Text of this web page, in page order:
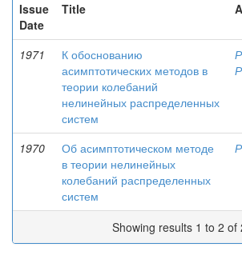
Issue
Date
Title
1971
К обоснованию
асимптотических методов в
теории колебаний
нелинейных распределенных
систем
1970
Об асимптотическом методе
в теории нелинейных
колебаний распределенных
систем
Showing results 1 to 2 of